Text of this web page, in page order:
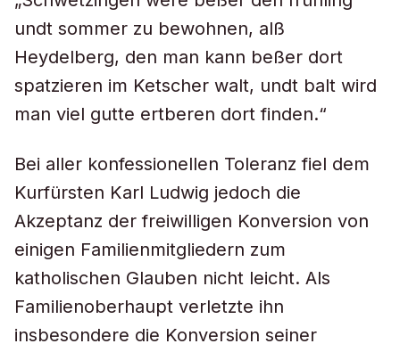
undt sommer zu bewohnen, alß
Heydelberg, den man kann beßer dort
spatzieren im Ketscher walt, undt balt wird
man viel gutte ertberen dort finden.“
Bei aller konfessionellen Toleranz fiel dem
Kurfürsten Karl Ludwig jedoch die
Akzeptanz der freiwilligen Konversion von
einigen Familienmitgliedern zum
katholischen Glauben nicht leicht. Als
Familienoberhaupt verletzte ihn
insbesondere die Konversion seiner